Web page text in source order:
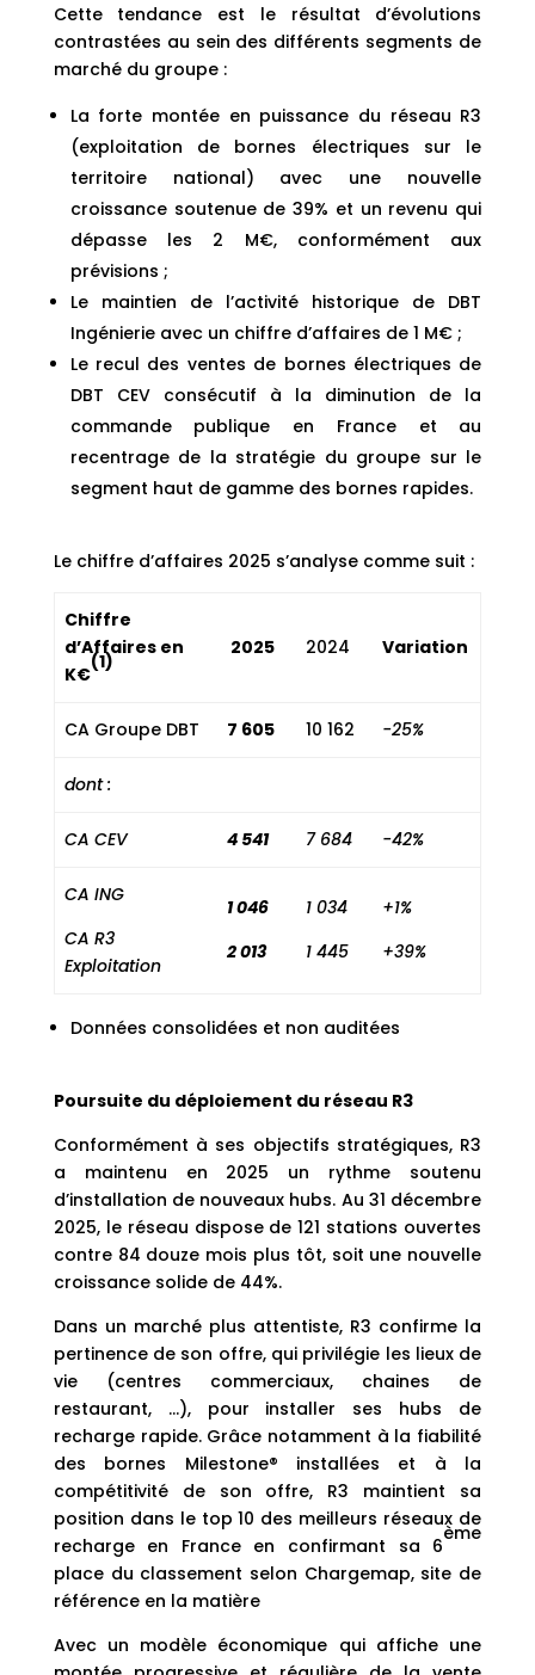
Cette tendance est le résultat d’évolutions
contrastées au sein des différents segments de
marché du groupe :
La forte montée en puissance du réseau R3
(exploitation de bornes électriques sur le
territoire national) avec une nouvelle
croissance soutenue de 39% et un revenu qui
dépasse les 2 M€, conformément aux
prévisions ;
Le maintien de l’activité historique de DBT
Ingénierie avec un chiffre d’affaires de 1 M€ ;
Le recul des ventes de bornes électriques de
DBT CEV consécutif à la diminution de la
commande publique en France et au
recentrage de la stratégie du groupe sur le
segment haut de gamme des bornes rapides.
Le chiffre d’affaires 2025 s’analyse comme suit :
Chiffre
d’Affaires en
K€
(1)
2025 2024 Variation
CA Groupe DBT 7 605 10 162 -25%
dont :
CA CEV 4 541 7 684 -42%
CA ING
CA R3
Exploitation
1 046
2 013
1 034
1 445
+1%
+39%
Données consolidées et non auditées
Poursuite du déploiement du réseau R3
Conformément à ses objectifs stratégiques, R3
a maintenu en 2025 un rythme soutenu
d’installation de nouveaux hubs. Au 31 décembre
2025, le réseau dispose de 121 stations ouvertes
contre 84 douze mois plus tôt, soit une nouvelle
croissance solide de 44%.
Dans un marché plus attentiste, R3 confirme la
pertinence de son offre, qui privilégie les lieux de
vie (centres commerciaux, chaines de
restaurant, …), pour installer ses hubs de
recharge rapide. Grâce notamment à la fiabilité
des bornes Milestone® installées et à la
compétitivité de son offre, R3 maintient sa
position dans le top 10 des meilleurs réseaux de
recharge en France en confirmant sa 6
ème
place du classement selon Chargemap, site de
référence en la matière
Avec un modèle économique qui affiche une